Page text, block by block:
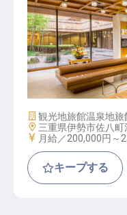
サービススタッ
施設業態
観光地旅館温泉地旅
勤務地
三重県伊勢市佐八町
給与
月給／200,000円～
キープする